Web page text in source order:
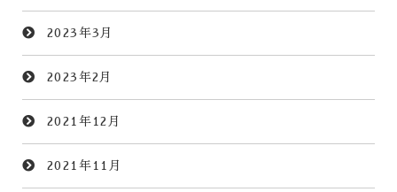
2023年3月
2023年2月
2021年12月
2021年11月